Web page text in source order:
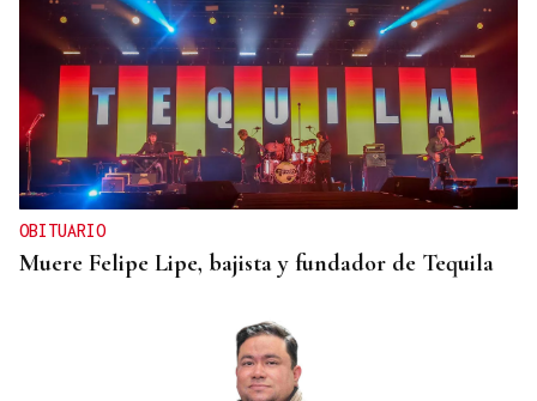
OBITUARIO
Muere Felipe Lipe, bajista y fundador de Tequila